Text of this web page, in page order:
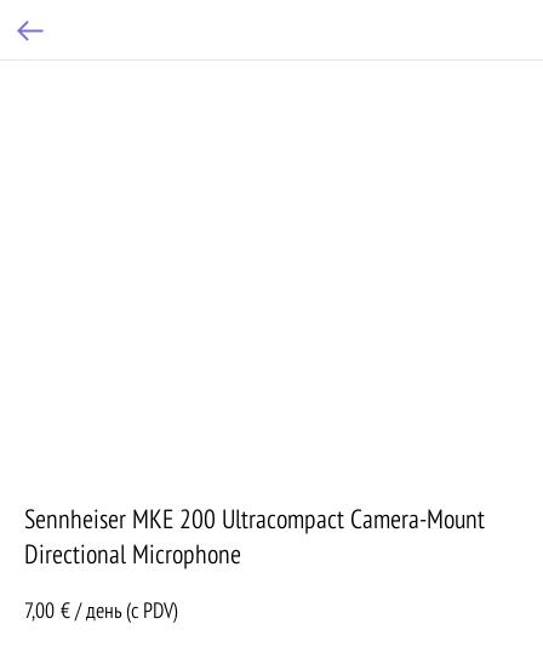
Sennheiser MKE 200 Ultracompact Camera-Mount
Directional Microphone
7,00 € / день (c PDV)